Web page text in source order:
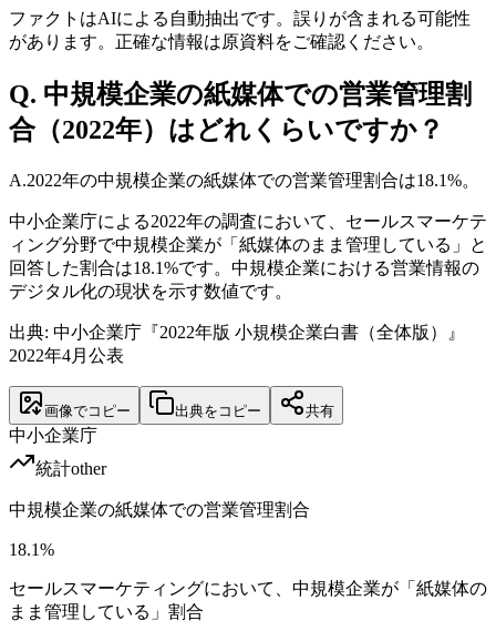
ファクトはAIによる自動抽出です。誤りが含まれる可能性
があります。正確な情報は原資料をご確認ください。
Q. 中規模企業の紙媒体での営業管理割
合（2022年）はどれくらいですか？
A.2022年の中規模企業の紙媒体での営業管理割合は18.1%。
中小企業庁による2022年の調査において、セールスマーケテ
ィング分野で中規模企業が「紙媒体のまま管理している」と
回答した割合は18.1%です。中規模企業における営業情報の
デジタル化の現状を示す数値です。
出典: 中小企業庁『2022年版 小規模企業白書（全体版）』
2022年4月公表
画像でコピー 出典をコピー 共有
中小企業庁
統計other
中規模企業の紙媒体での営業管理割合
18.1%
セールスマーケティングにおいて、中規模企業が「紙媒体の
まま管理している」割合